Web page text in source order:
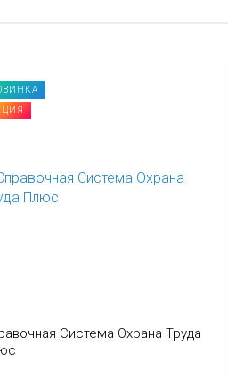
Система Охрана Труда